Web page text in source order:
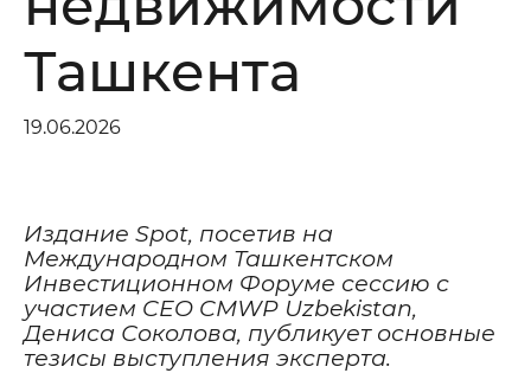
Ташкента
19.06.2026
Издание Spot, посетив на
Международном Ташкентском
Инвестиционном Форуме сессию с
участием CEO CMWP Uzbekistan,
Дениса Соколова, публикует основные
тезисы выступления эксперта.